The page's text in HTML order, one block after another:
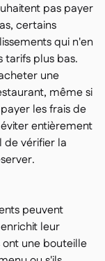
pas payer
certains
qui n'en
plus bas.
une
même si
les frais de
entièrement
de vérifier la
peuvent
leur
une bouteille